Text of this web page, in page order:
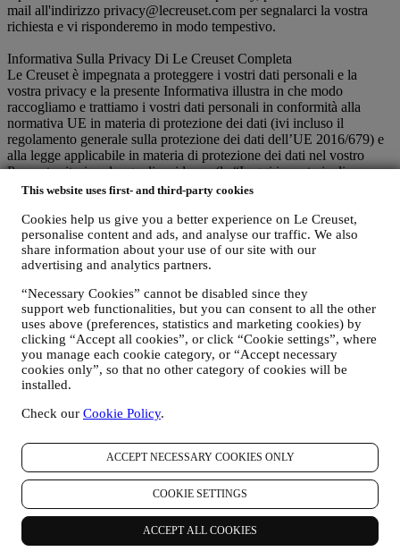
This website uses first- and third-party cookies
Cookies help us give you a better experience on Le Creuset,
personalise content and ads, and analyse our traffic. We also
share information about your use of our site with our
advertising and analytics partners.
“Necessary Cookies” cannot be disabled since they
support web functionalities, but you can consent to all the other
uses above (preferences, statistics and marketing cookies) by
clicking “Accept all cookies”, or click “Cookie settings”, where
you manage each cookie category, or “Accept necessary
cookies only”, so that no other category of cookies will be
installed.
Check our Cookie Policy.
ACCEPT NECESSARY COOKIES ONLY
COOKIE SETTINGS
ACCEPT ALL COOKIES
mail all'indirizzo privacy@lecreuset.com per segnalarci la vostra
richiesta e vi risponderemo in modo tempestivo.
Informativa Sulla Privacy Di Le Creuset Completa
Le Creuset è impegnata a proteggere i vostri dati personali e la
vostra privacy e la presente Informativa illustra in che modo
raccogliamo e trattiamo i vostri dati personali in conformità alla
normativa UE in materia di protezione dei dati (ivi incluso il
regolamento generale sulla protezione dei dati dell’UE 2016/679) e
alla legge applicabile in materia di protezione dei dati nel vostro
Paese, territorio o luogo di residenza (le “Leggi in materia di
protezione dei dati”).
RACCOGLIAMO?
Per “dati personali” si intende qualsiasi informazione relativa a voi e
che ci consente di identificarvi direttamente o in combinazione con
altre informazioni.
compiuto almeno 18 anni per utilizzare il nostro sito web e i nostri
servizi.
Possiamo raccogliere dati personali da voi quando utilizzate il nostro
sito web (il “Sito”), registrate un account Le Creuset, acquistate un
prodotto Le Creuset sul Sito o nei nostri negozi Le Creuset
(Signature Boutiques e Outlet Stores), o vi iscrivete alle nostre
vostro consenso, i dati personali possono includere:
i. il vostro nome, cognome, indirizzo email, data di nascita e
altri dati di contatto (indirizzo, numero di telefono e indirizzo
email), per registrare un account Le Creuset o effettuare un
acquisto come utente ospite o per iscrivervi alle nostre
comunicazioni di marketing sul sito o in negozio;
ii. dati relativi ai vostri acquisti, ad esempio, data e ora